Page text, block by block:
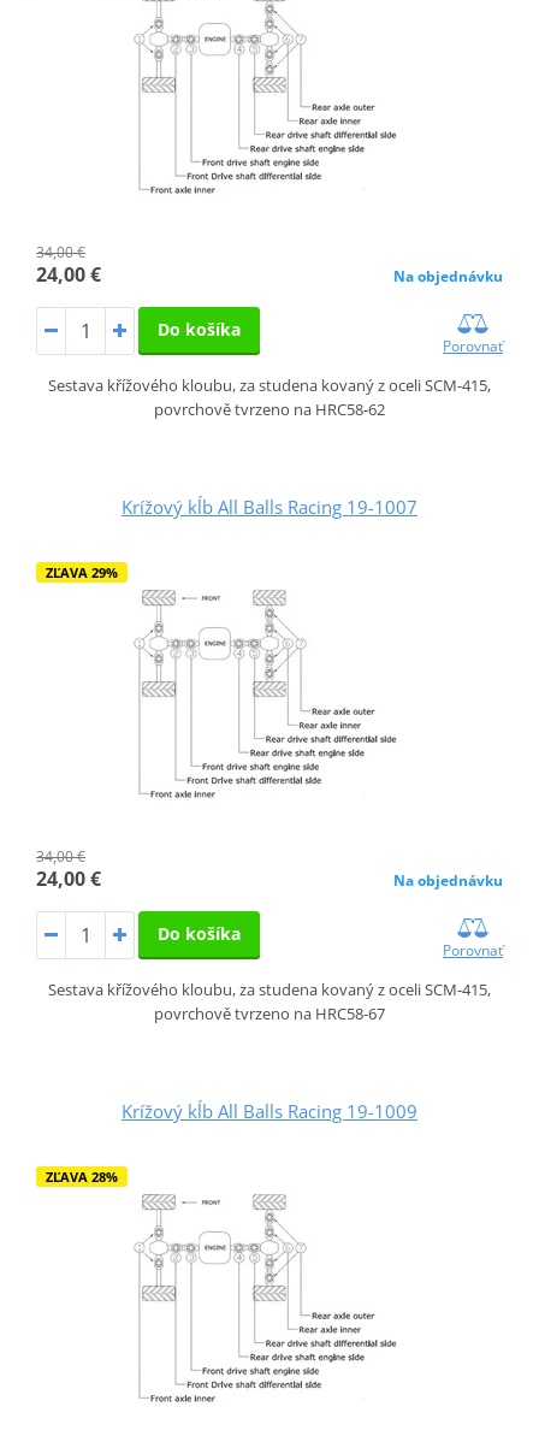
34,00 €
24,00 € Na objednávku
Do košíka
Porovnať
Sestava křížového kloubu, za studena kovaný z oceli SCM-415,
povrchově tvrzeno na HRC58-62
Krížový kĺb All Balls Racing 19-1007
ZĽAVA 29%
34,00 €
24,00 € Na objednávku
Do košíka
Porovnať
Sestava křížového kloubu, za studena kovaný z oceli SCM-415,
povrchově tvrzeno na HRC58-67
Krížový kĺb All Balls Racing 19-1009
ZĽAVA 28%